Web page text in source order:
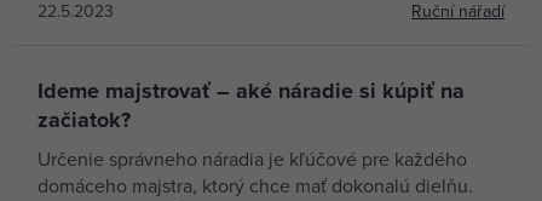
22.5.2023 Ruční nářadí
Ideme majstrovať – aké náradie si kúpiť na
začiatok?
Určenie správneho náradia je kľúčové pre každého
domáceho majstra, ktorý chce mať dokonalú dielňu.